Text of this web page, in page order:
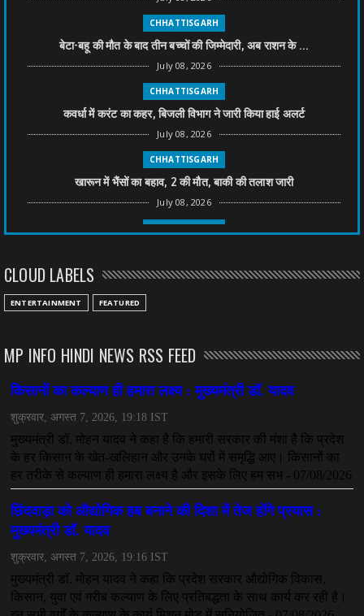
CHHATTISGARH
बेटा-बहू की मौत के बाद तीन बच्चों की जिम्मेदारी, अब राशन के ...
July 08, 2026
CHHATTISGARH
कवर्धा में करंट का कहर, बिजली विभाग ने जारी किया हाई अलर्ट
July 08, 2026
CHHATTISGARH
खारून में भैंसों का बहाव, 2 की मौत, बाकी की तलाश जारी
July 08, 2026
CHHATTISGARH
July 08, 2026
CHHATTISGARH
महादेव ऐप केस में बड़ा एक्शन, सौरभ चंद्राकर हिरासत में
CHHATTISGARH
तीजन बाई को याद करेगा छत्तीसगढ़ का लोक कला जगत
July 07, 2026
CLOUD LABELS
ENTERTAINMENT FEATURED
MP INFO HINDI NEWS RSS FEED